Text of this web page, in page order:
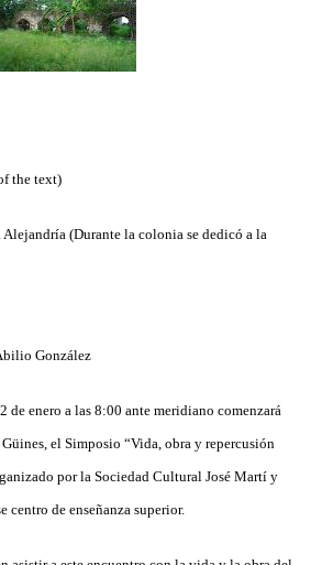
the text)
(Durante la colonia se dedicó a la
González
de enero a las 8:00 ante meridiano comenzará
el Simposio “Vida, obra y repercusión
por la Sociedad Cultural José Martí y
centro de enseñanza superior.